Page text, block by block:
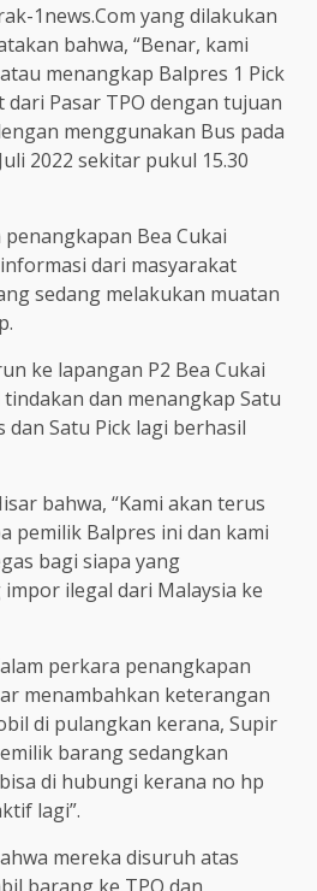
1news.Com yang dilakukan
bahwa, “Benar, kami
menangkap Balpres 1 Pick
dari Pasar TPO dengan tujuan
menggunakan Bus pada
2022 sekitar pukul 15.30
Bea Cukai
dari masyarakat
sedang melakukan muatan
ke lapangan P2 Bea Cukai
dan menangkap Satu
dan Satu Pick lagi berhasil
bahwa, “Kami akan terus
pemilik Balpres ini dan kami
bagi siapa yang
ilegal dari Malaysia ke
perkara penangkapan
menambahkan keterangan
di pulangkan kerana, Supir
barang sedangkan
di hubungi kerana no hp
lagi”.
mereka disuruh atas